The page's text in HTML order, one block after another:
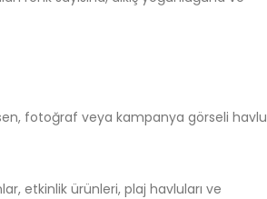
fotoğraf veya kampanya görseli havlu
etkinlik ürünleri, plaj havluları ve